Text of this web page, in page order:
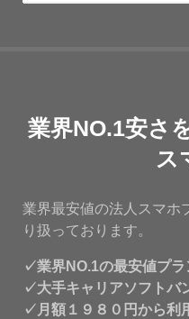
業界NO.1安さ
ス
業界最安値の法人スマホ
り扱っております。
✓業界NO.1の最安値プラ
✓大手キャリアソフトバ
✓月額１９８０円から利